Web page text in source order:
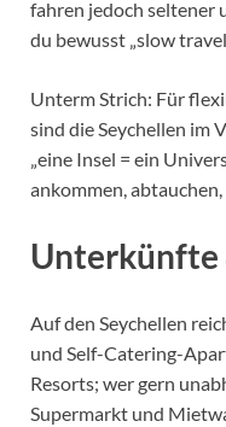
fahren jedoch seltener
du bewusst „slow
Unterm Strich: Für
sind die Seychellen im
„eine Insel = ein
ankommen, abtauchen,
Unterkünfte
Auf den Seychellen
und Self-Catering-
Resorts; wer gern
Supermarkt und